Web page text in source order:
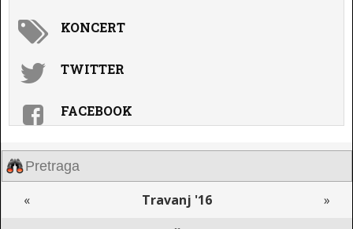
KONCERT
TWITTER
FACEBOOK
« Travanj '16 »